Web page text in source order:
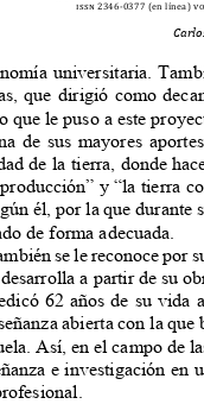
issn 2346-0377 (en línea)
universitaria.
que dirigió como
que le puso a este
de sus mayores
de la tierra, donde
y “la tierra
él, por la que durante
de forma adecuada.
se le reconoce por
a partir de su
62 años de su vida
abierta con la
Así, en el campo de
e investigación en